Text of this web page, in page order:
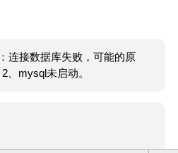
连接数据库失败，可能的原
、mysql未启动。